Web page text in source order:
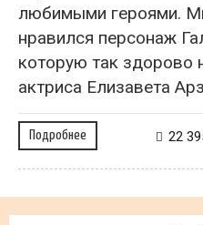
любимыми героями.
нравился персонаж
которую так здорово
актриса Елизавета
Подробнее 22